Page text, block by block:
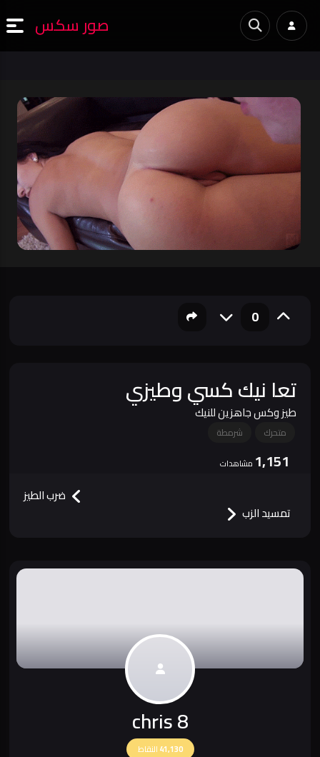
صور سكس
0
تعا نيك كسي وطيزي
طيز وكس جاهزين للنيك
متحرك شرمطة
1,151 مشاهدات
ضرب الطيز
تمسيد الزب
chris 8
41,130 النقاط